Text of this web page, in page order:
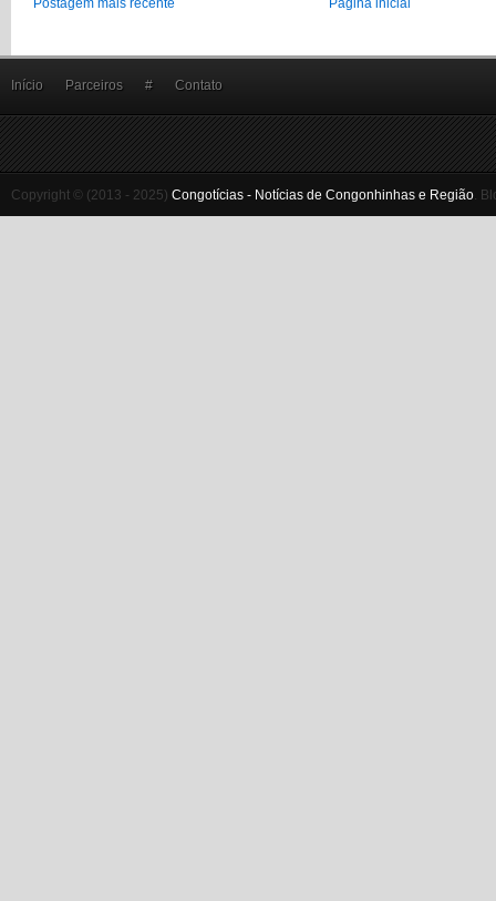
Postagem mais recente Página inicial
Início Parceiros # Contato
Copyright © (2013 - 2025) Congotícias - Notícias de Congonhinhas e Região.